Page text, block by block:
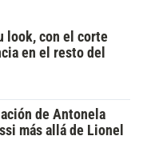
look, con el corte
en el resto del
de Antonela
más allá de Lionel